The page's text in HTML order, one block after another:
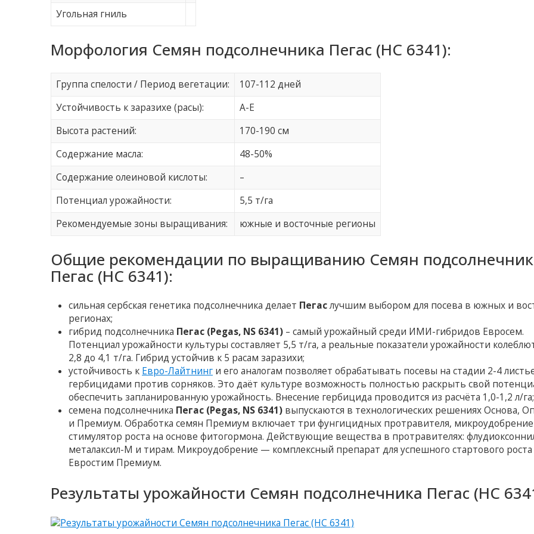
Угольная гниль
Морфология Семян подсолнечника Пегас (НС 6341):
Группа спелости / Период вегетации:
107-112 дней
Устойчивость к заразихе (расы):
A-E
Высота растений:
170-190 см
Содержание масла:
48-50%
Содержание олеиновой кислоты:
–
Потенциал урожайности:
5,5 т/га
Рекомендуемые зоны выращивания:
южные и восточные регионы
Общие рекомендации по выращиванию Семян
Пегас (НС 6341):
сильная сербская генетика подсолнечника делает Пегаслучшим выбором для посева в южных и
регионах;
гибрид подсолнечника Пегас (Pegas, NS 6341) – самый урожайный среди ИМИ-гибридов Евросем.
Потенциал урожайности культуры составляет 5,5 т/га, а реальные показатели урожайности
2,8 до 4,1 т/га. Гибрид устойчив к 5 расам заразихи;
устойчивость к Евро-Лайтнинг и его аналогам позволяет обрабатывать посевы на стадии 2-4
гербицидами против сорняков. Это даёт культуре возможность полностью раскрыть свой
обеспечить запланированную урожайность. Внесение гербицида проводится из расчёта 1,0-1,2 л/га;
семена подсолнечника Пегас (Pegas, NS 6341) выпускаются в технологических решениях Основа,
и Премиум. Обработка семян Премиум включает три фунгицидных протравителя,
стимулятор роста на основе фитогормона. Действующие вещества в протравителях:
металаксил-М и тирам. Микроудобрение — комплексный препарат для успешного стартового роста
Евростим Премиум.
Результаты урожайности Семян подсолнечника Пегас (НС